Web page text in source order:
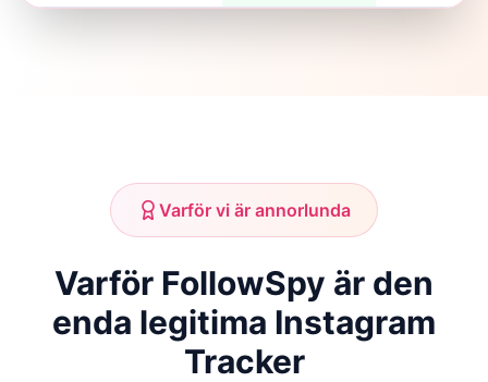
Varför vi är annorlunda
Varför FollowSpy är den
enda legitima Instagram
Tracker